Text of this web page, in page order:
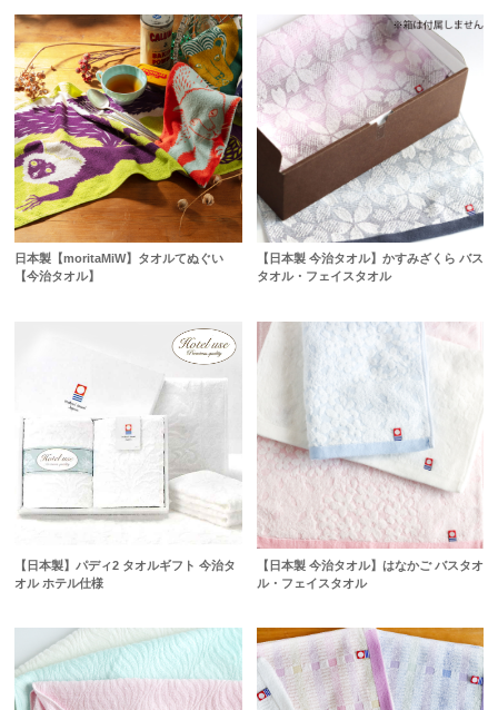
日本製【moritaMiW】タオルてぬぐい
【今治タオル】
【日本製 今治タオル】かすみざくら バス
タオル・フェイスタオル
【日本製】パディ2 タオルギフト 今治タ
オル ホテル仕様
【日本製 今治タオル】はなかご バスタオ
ル・フェイスタオル